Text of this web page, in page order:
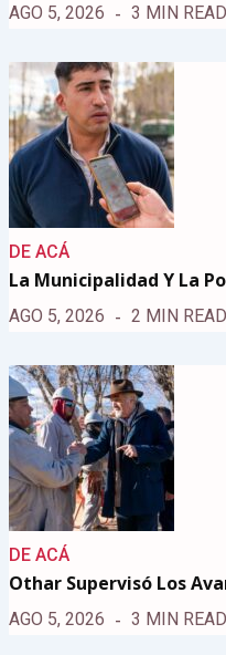
AGO 5, 2026 3 MIN READ
DE ACÁ
La Municipalidad Y La
AGO 5, 2026 2 MIN READ
DE ACÁ
Othar Supervisó Los
AGO 5, 2026 3 MIN READ